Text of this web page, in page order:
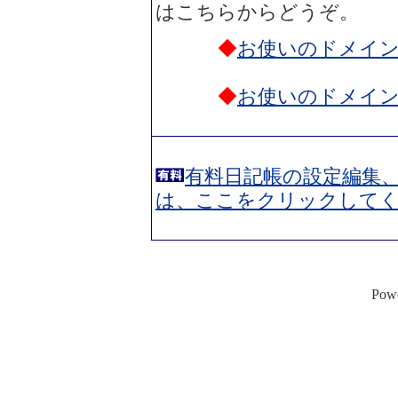
はこちらからどうぞ。
◆お使いのドメイ
◆お使いのドメイ
有料日記帳の設定編集
は、ここをクリックして